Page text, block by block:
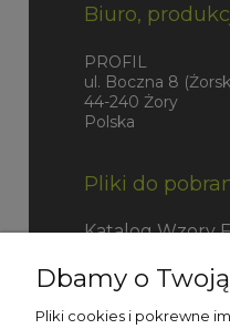
Biuro,
PROFIL
ul. Boczna 8
44-240 Żory
Polska
Pliki do
Katalog Wzory
Katalog Fefco
Dbamy o
Pliki cookies i pokrewne